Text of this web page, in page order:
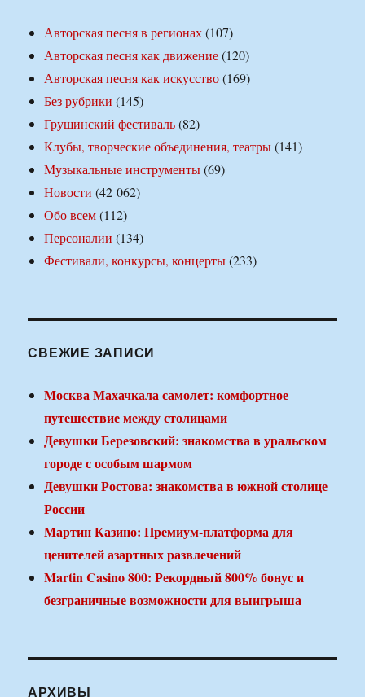
Авторская песня в регионах(107)
Авторская песня как движение(120)
Авторская песня как искусство(169)
Без рубрики (145)
Грушинский фестиваль(82)
Клубы, творческие объединения, театры(141)
Музыкальные инструменты(69)
Новости (42 062)
Обо всем(112)
Персоналии (134)
Фестивали, конкурсы, концерты(233)
СВЕЖИЕ ЗАПИСИ
Москва Махачкала самолет: комфортное
путешествие между столицами
Девушки Березовский: знакомства в уральском
городе с особым шармом
Девушки Ростова: знакомства в южной столице
России
Мартин Казино: Премиум-платформа для
ценителей азартных развлечений
Martin Casino 800: Рекордный 800% бонус и
безграничные возможности для выигрыша
АРХИВЫ